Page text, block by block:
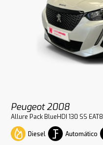
Peugeot 2008
Allure Pack BlueHDI 130 SS EAT8
Diesel Automático